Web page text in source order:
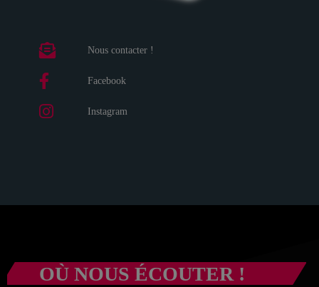
Nous contacter !
Facebook
Instagram
OÙ NOUS ÉCOUTER !